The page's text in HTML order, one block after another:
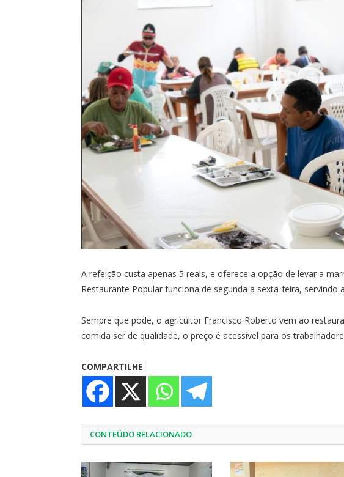
A refeição custa apenas 5 reais, e oferece a opção de levar a
Restaurante Popular funciona de segunda a sexta-feira, servindo
Sempre que pode, o agricultor Francisco Roberto vem ao
comida ser de qualidade, o preço é acessível para os
COMPARTILHE
CONTEÚDO RELACIONADO